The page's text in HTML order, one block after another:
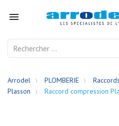

Arrodel PLOMBERIE Raccords
Plasson
Raccord compression